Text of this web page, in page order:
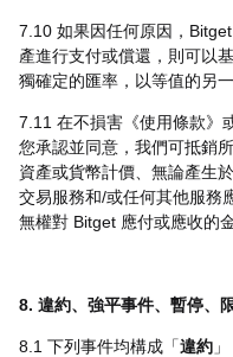
7.10 如果因任何原因，
產進行支付或償還，則可以
獨確定的匯率，以等值的另
7.11 在不損害《使用條款》
您承認並同意，我們可抵銷
資產或貨幣計價、無論產生
交易服務和/或任何其他服務
無權對 Bitget 應付或應收的
8. 違約、 強平事件、暫停、
8.1 下列事件均構成「違約 」